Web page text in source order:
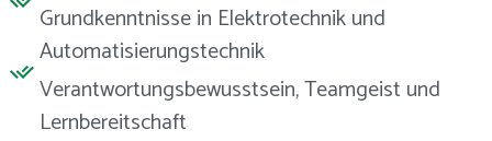
Grundkenntnisse in Elektrotechnik und
Automatisierungstechnik
Verantwortungsbewusstsein, Teamgeist und
Lernbereitschaft